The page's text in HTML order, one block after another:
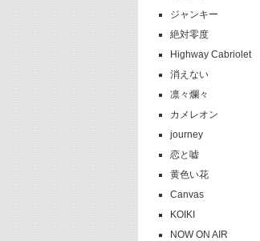
ジャンキー
絶対零度
Highway Cabriolet
消えない
凛々爛々
カメレオン
journey
恋と嘘
黄色い花
Canvas
KOIKI
NOW ON AIR